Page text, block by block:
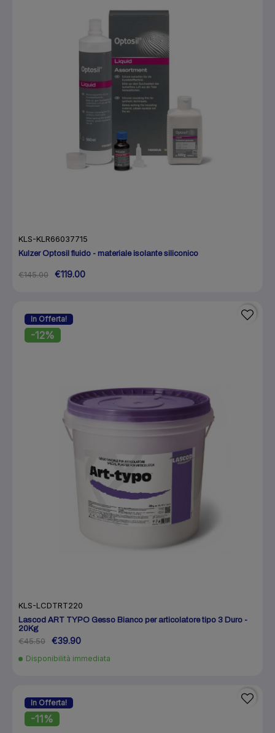
KLS-KLR66037715
Kulzer Optosil fluido - materiale isolante siliconico
€145.00 €119.00
In Offerta!
-12%
KLS-LCDTRT220
Lascod ART TYPO Gesso Bianco per articolatore tipo 3 Duro -
20Kg
€45.50 €39.90
Disponibilità immediata
In Offerta!
-11%